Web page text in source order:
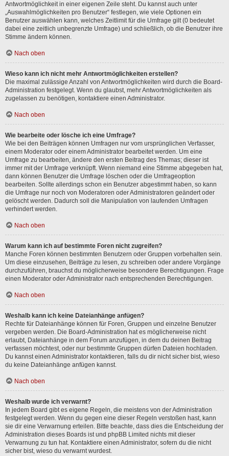
Antwortmöglichkeit in einer eigenen Zeile steht. Du kannst auch unter
„Auswahlmöglichkeiten pro Benutzer“ festlegen, wie viele Optionen ein
Benutzer auswählen kann, welches Zeitlimit für die Umfrage gilt (0 bedeutet
dabei eine zeitlich unbegrenzte Umfrage) und schließlich, ob die Benutzer ihre
Stimme ändern können.
Nach oben
Wieso kann ich nicht mehr Antwortmöglichkeiten erstellen?
Die maximal zulässige Anzahl von Antwortmöglichkeiten wird durch die Board-
Administration festgelegt. Wenn du glaubst, mehr Antwortmöglichkeiten als
zugelassen zu benötigen, kontaktiere einen Administrator.
Nach oben
Wie bearbeite oder lösche ich eine Umfrage?
Wie bei den Beiträgen können Umfragen nur vom ursprünglichen Verfasser,
einem Moderator oder einem Administrator bearbeitet werden. Um eine
Umfrage zu bearbeiten, ändere den ersten Beitrag des Themas; dieser ist
immer mit der Umfrage verknüpft. Wenn niemand eine Stimme abgegeben hat,
dann können Benutzer die Umfrage löschen oder die Umfrageoption
bearbeiten. Sollte allerdings schon ein Benutzer abgestimmt haben, so kann
die Umfrage nur noch von Moderatoren oder Administratoren geändert oder
gelöscht werden. Dadurch soll die Manipulation von laufenden Umfragen
verhindert werden.
Nach oben
Warum kann ich auf bestimmte Foren nicht zugreifen?
Manche Foren können bestimmten Benutzern oder Gruppen vorbehalten sein.
Um diese einzusehen, Beiträge zu lesen, zu schreiben oder andere Vorgänge
durchzuführen, brauchst du möglicherweise besondere Berechtigungen. Frage
einen Moderator oder Administrator nach entsprechenden Berechtigungen.
Nach oben
Weshalb kann ich keine Dateianhänge anfügen?
Rechte für Dateianhänge können für Foren, Gruppen und einzelne Benutzer
vergeben werden. Die Board-Administration hat es möglicherweise nicht
erlaubt, Dateianhänge in dem Forum anzufügen, in dem du deinen Beitrag
verfassen möchtest, oder nur bestimmte Gruppen dürfen Dateien hochladen.
Du kannst einen Administrator kontaktieren, falls du dir nicht sicher bist, wieso
du keine Dateianhänge anfügen kannst.
Nach oben
Weshalb wurde ich verwarnt?
In jedem Board gibt es eigene Regeln, die meistens von der Administration
festgelegt werden. Wenn du gegen eine dieser Regeln verstoßen hast, kann
sie dir eine Verwarnung erteilen. Bitte beachte, dass dies die Entscheidung der
Administration dieses Boards ist und phpBB Limited nichts mit dieser
Verwarnung zu tun hat. Kontaktiere einen Administrator, sofern du die nicht
sicher bist, wieso du verwarnt wurdest.